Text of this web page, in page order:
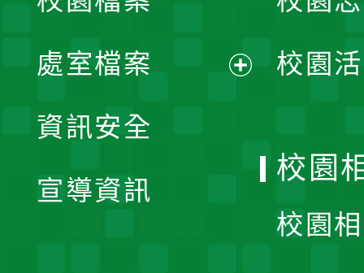
單
處室檔案
資訊安全
宣導資訊
校園
校園
校園